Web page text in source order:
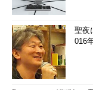
聖夜
016